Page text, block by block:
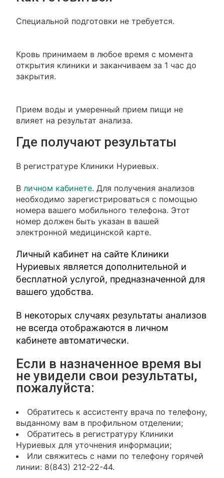
Специальной подготовки не требуется.
Кровь принимаем в любое время с момента
открытия клиники и заканчиваем за 1 час до
закрытия.
Прием воды и умеренный прием пищи не
влияет на результат анализа.
Где получают результаты
В регистратуре Клиники Нуриевых.
Вличном кабинете. Для получения анализов
необходимо зарегистрироваться с помощью
номера вашего мобильного телефона. Этот
номер должен быть указан в вашей
электронной медицинской карте.
Личный кабинет на сайте Клиники
Нуриевых является дополнительной и
бесплатной услугой, предназначенной для
вашего удобства.
В некоторых случаях результаты анализов
не всегда отображаются в личном
кабинете автоматически.
Если в назначенное время вы
не увидели свои результаты,
пожалуйста:
Обратитесь к ассистенту врача по телефону,
выданному вам в профильном отделении;
Обратитесь в регистратуру Клиники
Нуриевых для уточнения информации;
Или свяжитесь с нами по телефону горячей
линии: 8(843) 212-22-44.